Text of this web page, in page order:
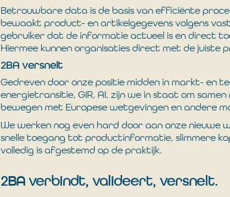
Betrouwbare data is de basis van efficiënte
bewaakt product- en artikelgegevens volgens
gebruiker dat de informatie actueel is en direct
Hiermee kunnen organisaties direct met de juiste
2BA versnelt
Gedreven door onze positie midden in markt- en
energietransitie, GIR, AI, zijn we in staat om
bewegen met Europese wetgevingen en andere
We werken nog even hard door aan onze nieuwe
snelle toegang tot productinformatie, slimmere
volledig is afgestemd op de praktijk.
2BA verbindt, valideert, versnelt.